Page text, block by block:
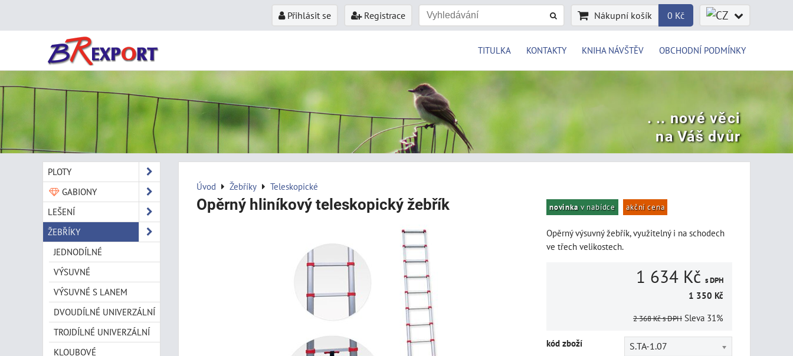
Přihlásit se Registrace Nákupní košík 0 Kč
TITULKA KONTAKTY KNIHA NÁVŠTĚV OBCHODNÍ PODMÍNKY
. .. nové věci
na Váš dvůr
Úvod Žebříky Teleskopické
Opěrný hliníkový teleskopický žebřík novinkav nabídce akční cena
Opěrný výsuvný žebřík, využitelný i na schodech
ve třech velikostech.
1 634 Kč s DPH
1 350 Kč
2 368 Kčs DPH Sleva 31%
kód zboží S.TA-1.07
PLOTY
GABIONY
LEŠENÍ
ŽEBŘÍKY
JEDNODÍLNÉ
VÝSUVNÉ
VÝSUVNÉ S LANEM
DVOUDÍLNÉ UNIVERZÁLNÍ
TROJDÍLNÉ UNIVERZÁLNÍ
KLOUBOVÉ